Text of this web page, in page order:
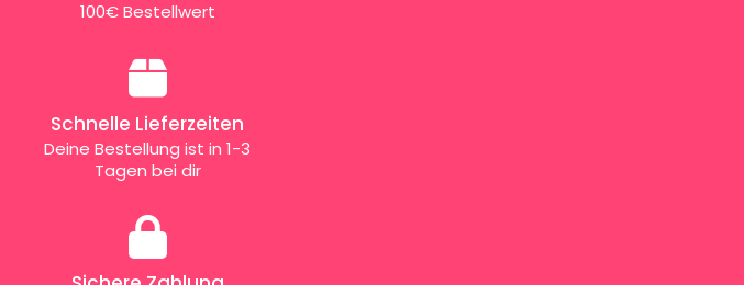
100€ Bestellwert
Schnelle Lieferzeiten
Deine Bestellung ist in 1-3
Tagen bei dir